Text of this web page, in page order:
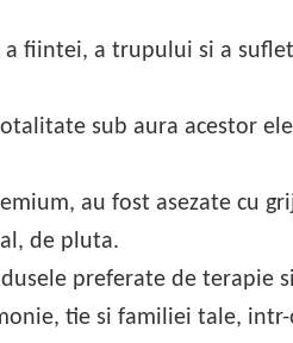
fiintei, a trupului si a
sub aura acestor
au fost asezate cu
de pluta.
preferate de terapie
tie si familiei tale,